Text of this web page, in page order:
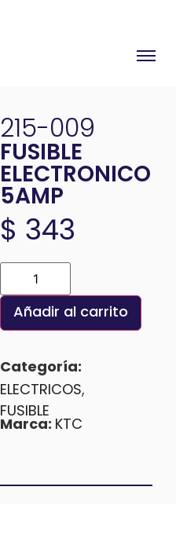
215-009
FUSIBLE
ELECTRONICO
5AMP
$ 343
Añadir al carrito
Categoría:
ELECTRICOS,
FUSIBLE
Marca: KTC